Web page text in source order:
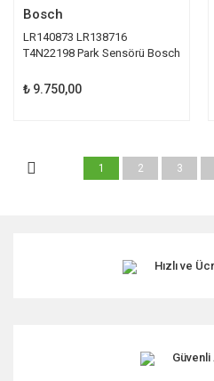
Bosch
LR140873 LR138716
T4N22198 Park Sensörü Bosch
₺ 9.750,00
1 2 3
Hızlı ve
Güvenli